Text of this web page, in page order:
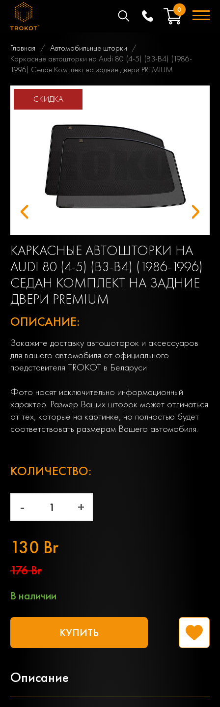
0
Главная
Автомобильные шторки
Каркасные автошторки на Audi 80 (4-5) (B3-B4) (1986-
1996) Седан Комплект на задние двери PREMIUM
КАРКАСНЫЕ АВТОШТОРКИ НА
AUDI 80 (4-5) (B3-B4) (1986-1996)
СЕДАН КОМПЛЕКТ НА ЗАДНИЕ
ДВЕРИ PREMIUM
СКИДКА
ОПИСАНИЕ:
Закажите доставку автошоторок и аксессуаров
для вашего автомобиля от официального
представителя TROKOT в Беларуси
Фото носят исключительно информационный
характер. Размер Ваших шторок может отличаться
от тех, которые на картинке, но полностью будет
соответствовать размерам Вашего автомобиля.
КОЛИЧЕСТВО:
- +
130 Br
176 Br
В наличии
КУПИТЬ
Описание